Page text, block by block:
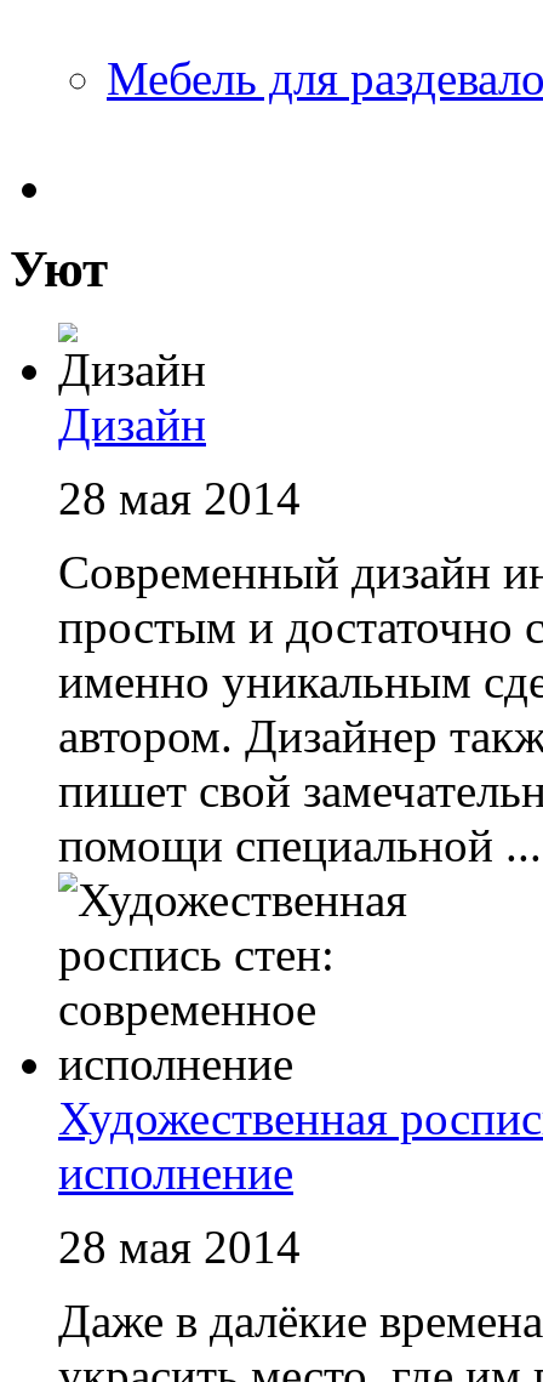
Мебель для
Уют
Дизайн
28 мая 2014
Современный дизайн
простым и достаточно
именно уникальным
автором. Дизайнер
пишет свой
помощи специальной ...
Художественная
исполнение
28 мая 2014
Даже в далёкие